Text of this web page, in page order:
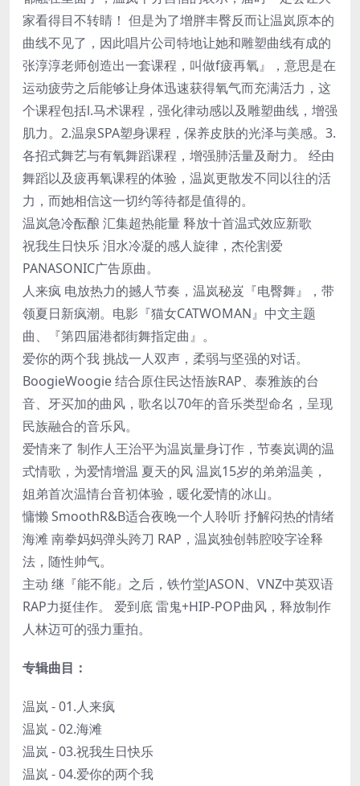
家看得目不转睛！ 但是为了增胖丰臀反而让温岚原本的
曲线不见了，因此唱片公司特地让她和雕塑曲线有成的
张淳淳老师创造出一套课程，叫做f疲再氧』，意思是在
运动疲劳之后能够让身体迅速获得氧气而充满活力，这
个课程包括l.马术课程，强化律动感以及雕塑曲线，增强
肌力。2.温泉SPA塑身课程，保养皮肤的光泽与美感。3.
各招式舞艺与有氧舞蹈课程，增强肺活量及耐力。 经由
舞蹈以及疲再氧课程的体验，温岚更散发不同以往的活
力，而她相信这一切约等待都是值得的。
温岚急冷酝酿 汇集超热能量 释放十首温式效应新歌
祝我生日快乐 泪水冷凝的感人旋律，杰伦割爱
PANASONIC广告原曲。
人来疯 电放热力的撼人节奏，温岚秘岌『电臀舞』，带
领夏日新疯潮。电影『猫女CATWOMAN』中文主题
曲、『第四届港都街舞指定曲』。
爱你的两个我 挑战一人双声，柔弱与坚强的对话。
BoogieWoogie 结合原住民达悟族RAP、泰雅族的台
音、牙买加的曲风，歌名以70年的音乐类型命名，呈现
民族融合的音乐风。
爱情来了 制作人王治平为温岚量身订作，节奏岚调的温
式情歌，为爱情增温 夏天的风 温岚15岁的弟弟温美，
姐弟首次温情台音初体验，暖化爱情的冰山。
慵懒 SmoothR&B适合夜晚一个人聆听 抒解闷热的情绪
海滩 南拳妈妈弹头跨刀 RAP，温岚独创韩腔咬字诠释
法，随性帅气。
主动 继『能不能』之后，铁竹堂JASON、VNZ中英双语
RAP力挺佳作。 爱到底 雷鬼+HIP-POP曲风，释放制作
人林迈可的强力重拍。
专辑曲目：
温岚 - 01.人来疯
温岚 - 02.海滩
温岚 - 03.祝我生日快乐
温岚 - 04.爱你的两个我